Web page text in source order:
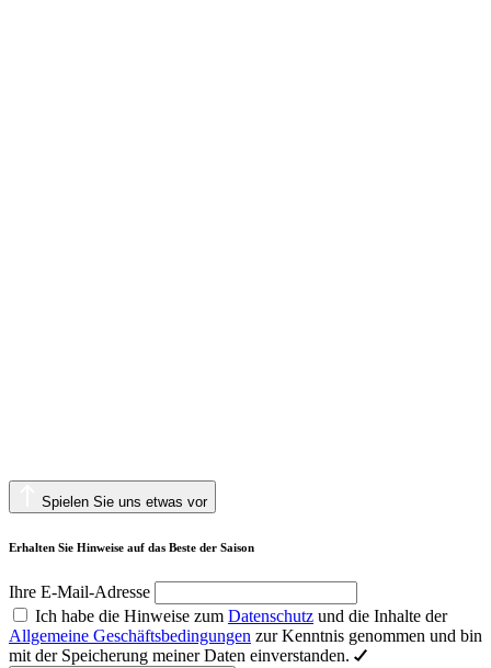
Spielen Sie uns etwas vor
Erhalten Sie Hinweise auf das Beste der Saison
Ihre E-Mail-Adresse
Ich habe die Hinweise zum Datenschutz und die Inhalte der
Allgemeine Geschäftsbedingungen zur Kenntnis genommen und bin
mit der Speicherung meiner Daten einverstanden.